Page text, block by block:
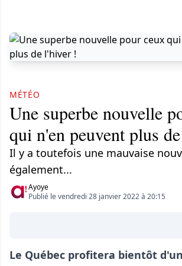
MÉTÉO
Une superbe nouvelle
qui n'en peuvent plus
Il y a toutefois une mauvaise
également...
Ayoye
Publié le vendredi 28 janvier 2022 à 20:15
Le Québec profitera bientôt